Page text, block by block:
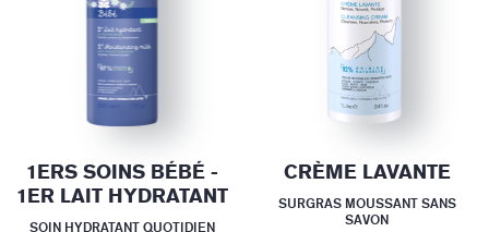
1ERS SOINS BÉBÉ -
1ER LAIT HYDRATANT
SOIN HYDRATANT QUOTIDIEN
CRÈME LAVANTE
SURGRAS MOUSSANT SANS
SAVON